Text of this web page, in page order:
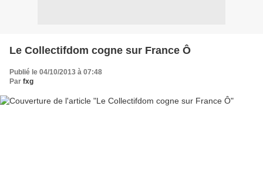
Le Collectifdom cogne sur France Ô
Publié le 04/10/2013 à 07:48
Par fxg